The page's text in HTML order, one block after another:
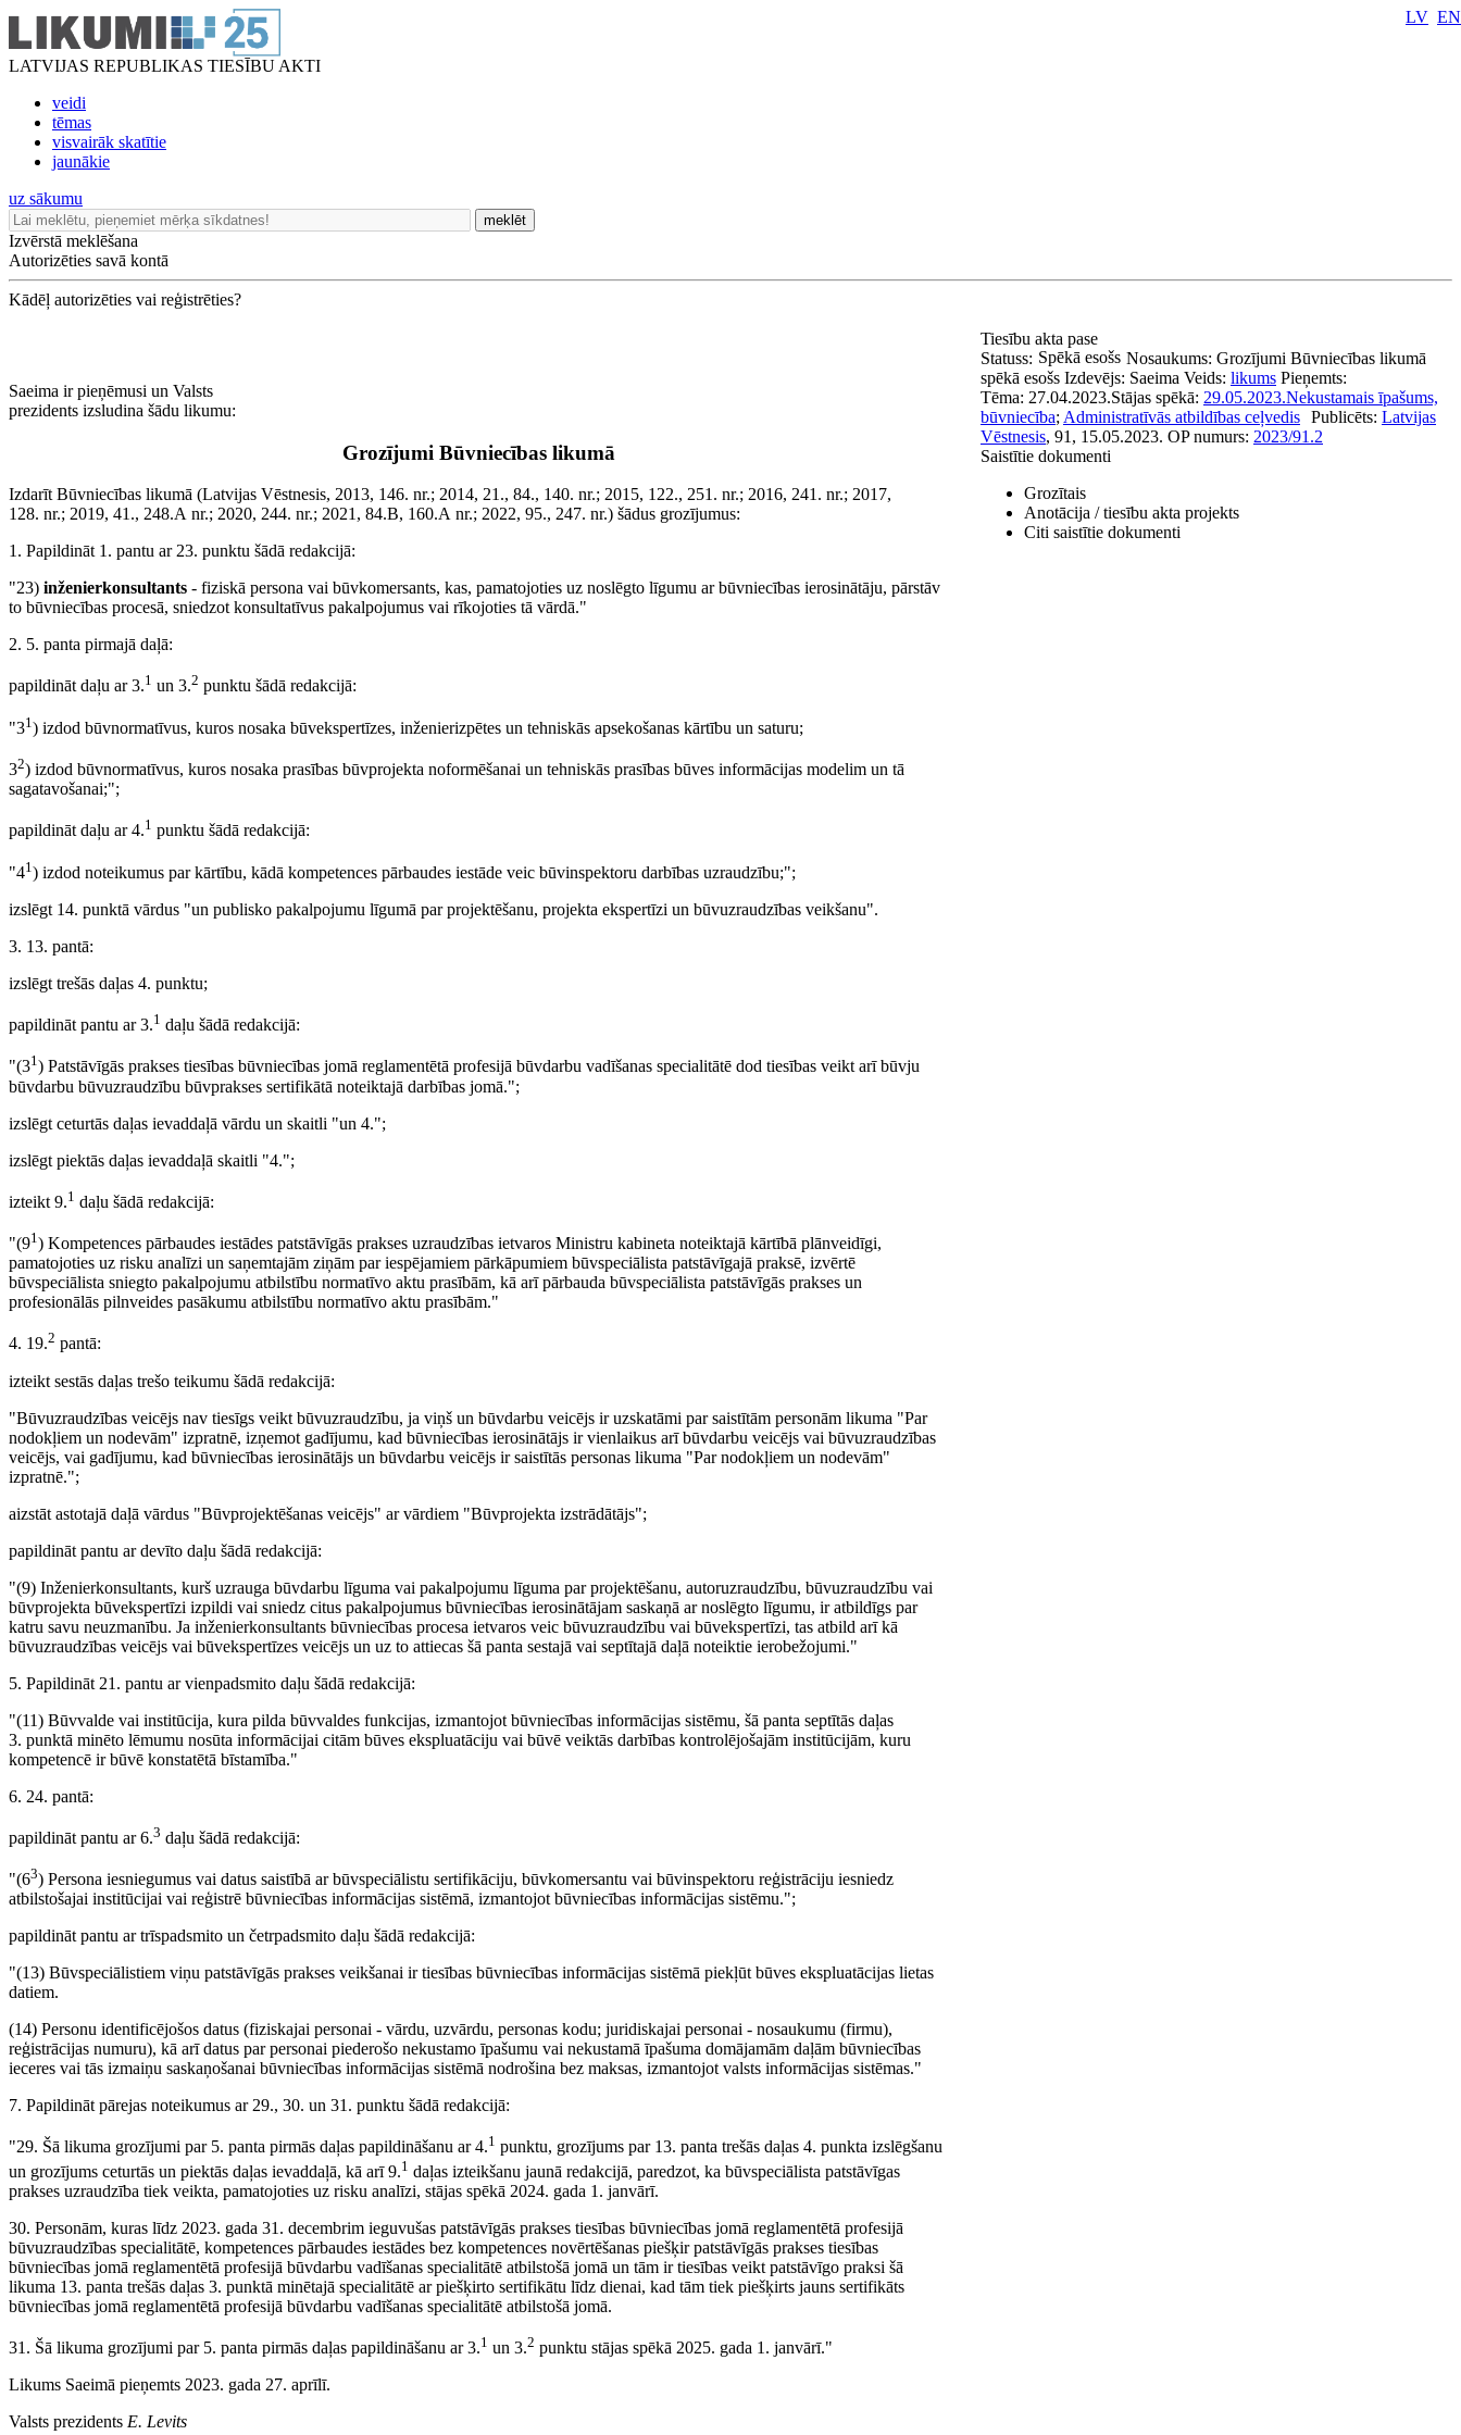
LATVIJAS REPUBLIKAS TIESĪBU AKTI
veidi
tēmas
visvairāk skatītie
jaunākie
LV EN
uz sākumu
meklēt
Izvērstā meklēšana
Autorizēties savā kontā
Kādēļ autorizēties vai reģistrēties?
Saeima ir pieņēmusi un Valsts
prezidents izsludina šādu likumu:
Grozījumi Būvniecības likumā
Izdarīt Būvniecības likumā (Latvijas Vēstnesis, 2013, 146. nr.; 2014, 21., 84., 140. nr.; 2015, 122., 251. nr.; 2016, 241. nr.; 2017,
128. nr.; 2019, 41., 248.A nr.; 2020, 244. nr.; 2021, 84.B, 160.A nr.; 2022, 95., 247. nr.) šādus grozījumus:
1. Papildināt 1. pantu ar 23. punktu šādā redakcijā:
"23) inženierkonsultants - fiziskā persona vai būvkomersants, kas, pamatojoties uz noslēgto līgumu ar būvniecības ierosinātāju, pārstāv
to būvniecības procesā, sniedzot konsultatīvus pakalpojumus vai rīkojoties tā vārdā."
2. 5. panta pirmajā daļā:
papildināt daļu ar 3.1 un 3.2 punktu šādā redakcijā:
"31 ) izdod būvnormatīvus, kuros nosaka būvekspertīzes, inženierizpētes un tehniskās apsekošanas kārtību un saturu;
32) izdod būvnormatīvus, kuros nosaka prasības būvprojekta noformēšanai un tehniskās prasības būves informācijas modelim un tā
sagatavošanai;";
papildināt daļu ar 4.1 punktu šādā redakcijā:
"41 ) izdod noteikumus par kārtību, kādā kompetences pārbaudes iestāde veic būvinspektoru darbības uzraudzību;";
izslēgt 14. punktā vārdus "un publisko pakalpojumu līgumā par projektēšanu, projekta ekspertīzi un būvuzraudzības veikšanu".
3. 13. pantā:
izslēgt trešās daļas 4. punktu;
papildināt pantu ar 3.1 daļu šādā redakcijā:
"(31) Patstāvīgās prakses tiesības būvniecības jomā reglamentētā profesijā būvdarbu vadīšanas specialitātē dod tiesības veikt arī būvju
būvdarbu būvuzraudzību būvprakses sertifikātā noteiktajā darbības jomā.";
izslēgt ceturtās daļas ievaddaļā vārdu un skaitli "un 4.";
izslēgt piektās daļas ievaddaļā skaitli "4.";
izteikt 9.1 daļu šādā redakcijā:
"(91) Kompetences pārbaudes iestādes patstāvīgās prakses uzraudzības ietvaros Ministru kabineta noteiktajā kārtībā plānveidīgi,
pamatojoties uz risku analīzi un saņemtajām ziņām par iespējamiem pārkāpumiem būvspeciālista patstāvīgajā praksē, izvērtē
būvspeciālista sniegto pakalpojumu atbilstību normatīvo aktu prasībām, kā arī pārbauda būvspeciālista patstāvīgās prakses un
profesionālās pilnveides pasākumu atbilstību normatīvo aktu prasībām."
4. 19.2 pantā:
izteikt sestās daļas trešo teikumu šādā redakcijā:
"Būvuzraudzības veicējs nav tiesīgs veikt būvuzraudzību, ja viņš un būvdarbu veicējs ir uzskatāmi par saistītām personām likuma "Par
nodokļiem un nodevām" izpratnē, izņemot gadījumu, kad būvniecības ierosinātājs ir vienlaikus arī būvdarbu veicējs vai būvuzraudzības
veicējs, vai gadījumu, kad būvniecības ierosinātājs un būvdarbu veicējs ir saistītās personas likuma "Par nodokļiem un nodevām"
izpratnē.";
aizstāt astotajā daļā vārdus "Būvprojektēšanas veicējs" ar vārdiem "Būvprojekta izstrādātājs";
papildināt pantu ar devīto daļu šādā redakcijā:
"(9) Inženierkonsultants, kurš uzrauga būvdarbu līguma vai pakalpojumu līguma par projektēšanu, autoruzraudzību, būvuzraudzību vai
būvprojekta būvekspertīzi izpildi vai sniedz citus pakalpojumus būvniecības ierosinātājam saskaņā ar noslēgto līgumu, ir atbildīgs par
katru savu neuzmanību. Ja inženierkonsultants būvniecības procesa ietvaros veic būvuzraudzību vai būvekspertīzi, tas atbild arī kā
būvuzraudzības veicējs vai būvekspertīzes veicējs un uz to attiecas šā panta sestajā vai septītajā daļā noteiktie ierobežojumi."
5. Papildināt 21. pantu ar vienpadsmito daļu šādā redakcijā:
"(11) Būvvalde vai institūcija, kura pilda būvvaldes funkcijas, izmantojot būvniecības informācijas sistēmu, šā panta septītās daļas
3. punktā minēto lēmumu nosūta informācijai citām būves ekspluatāciju vai būvē veiktās darbības kontrolējošajām institūcijām, kuru
kompetencē ir būvē konstatētā bīstamība."
6. 24. pantā:
papildināt pantu ar 6.3 daļu šādā redakcijā:
"(63) Persona iesniegumus vai datus saistībā ar būvspeciālistu sertifikāciju, būvkomersantu vai būvinspektoru reģistrāciju iesniedz
atbilstošajai institūcijai vai reģistrē būvniecības informācijas sistēmā, izmantojot būvniecības informācijas sistēmu.";
papildināt pantu ar trīspadsmito un četrpadsmito daļu šādā redakcijā:
"(13) Būvspeciālistiem viņu patstāvīgās prakses veikšanai ir tiesības būvniecības informācijas sistēmā piekļūt būves ekspluatācijas lietas
datiem.
(14) Personu identificējošos datus (fiziskajai personai - vārdu, uzvārdu, personas kodu; juridiskajai personai - nosaukumu (firmu),
reģistrācijas numuru), kā arī datus par personai piederošo nekustamo īpašumu vai nekustamā īpašuma domājamām daļām būvniecības
ieceres vai tās izmaiņu saskaņošanai būvniecības informācijas sistēmā nodrošina bez maksas, izmantojot valsts informācijas sistēmas."
7. Papildināt pārejas noteikumus ar 29., 30. un 31. punktu šādā redakcijā:
"29. Šā likuma grozījumi par 5. panta pirmās daļas papildināšanu ar 4.1 punktu, grozījums par 13. panta trešās daļas 4. punkta izslēgšanu
un grozījums ceturtās un piektās daļas ievaddaļā, kā arī 9.1 daļas izteikšanu jaunā redakcijā, paredzot, ka būvspeciālista patstāvīgas
prakses uzraudzība tiek veikta, pamatojoties uz risku analīzi, stājas spēkā 2024. gada 1. janvārī.
30. Personām, kuras līdz 2023. gada 31. decembrim ieguvušas patstāvīgās prakses tiesības būvniecības jomā reglamentētā profesijā
būvuzraudzības specialitātē, kompetences pārbaudes iestādes bez kompetences novērtēšanas piešķir patstāvīgās prakses tiesības
būvniecības jomā reglamentētā profesijā būvdarbu vadīšanas specialitātē atbilstošā jomā un tām ir tiesības veikt patstāvīgo praksi šā
likuma 13. panta trešās daļas 3. punktā minētajā specialitātē ar piešķirto sertifikātu līdz dienai, kad tām tiek piešķirts jauns sertifikāts
būvniecības jomā reglamentētā profesijā būvdarbu vadīšanas specialitātē atbilstošā jomā.
31. Šā likuma grozījumi par 5. panta pirmās daļas papildināšanu ar 3.1 un 3.2 punktu stājas spēkā 2025. gada 1. janvārī."
Likums Saeimā pieņemts 2023. gada 27. aprīlī.
Valsts prezidents E. Levits
Tiesību akta pase
Nosaukums: Grozījumi Būvniecības likumā
Statuss: Spēkā esošs
spēkā esošs Izdevējs: Saeima Veids: likums Pieņemts:
27.04.2023.Stājas spēkā: 29.05.2023.
Tēma:
Nekustamais īpašums,
būvniecība; Administratīvās atbildības ceļvedis Publicēts: Latvijas
Vēstnesis, 91, 15.05.2023. OP numurs: 2023/91.2
Saistītie dokumenti
Grozītais
Anotācija / tiesību akta projekts
Citi saistītie dokumenti